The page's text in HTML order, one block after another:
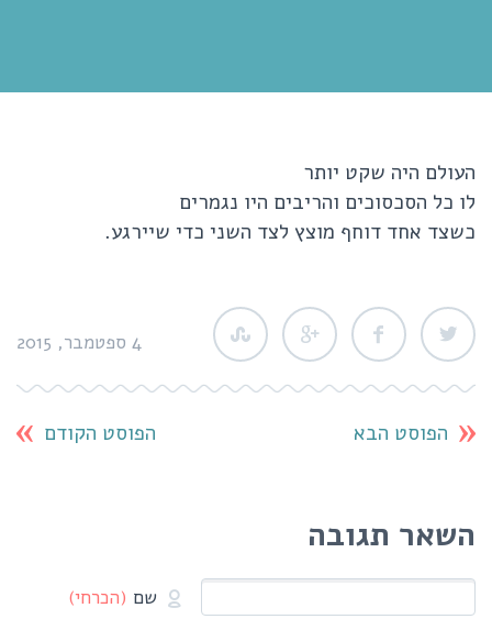
העולם היה שקט יותר
לו כל הסכסוכים והריבים היו נגמרים
כשצד אחד דוחף מוצץ לצד השני כדי שיירגע.
4 ספטמבר, 2015
הפוסט הקודם הפוסט הבא
השאר תגובה
שם (הכרחי)